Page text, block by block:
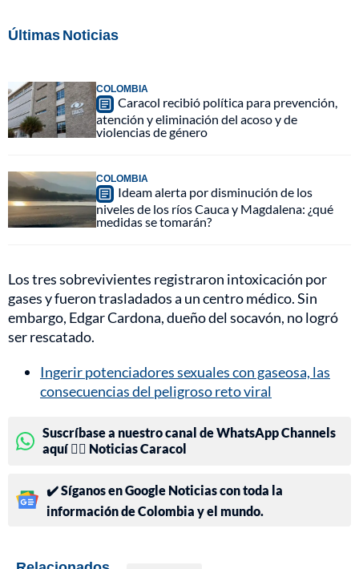
Últimas Noticias
COLOMBIA
Caracol recibió política para prevención,
atención y eliminación del acoso y de
violencias de género
COLOMBIA
Ideam alerta por disminución de los
niveles de los ríos Cauca y Magdalena: ¿qué
medidas se tomarán?
Los tres sobrevivientes registraron intoxicación por
gases y fueron trasladados a un centro médico. Sin
embargo, Edgar Cardona, dueño del socavón, no logró
ser rescatado.
Ingerir potenciadores sexuales con gaseosa, las
consecuencias del peligroso reto viral
Suscríbase a nuestro canal de WhatsApp Channels
aquí 👉🏻 Noticias Caracol
✔️ Síganos en Google Noticias con toda la
información de Colombia y el mundo.